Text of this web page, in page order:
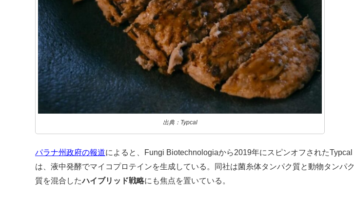
出典：Typcal
パラナ州政府の報道によると、Fungi Biotechnologiaから2019年にスピンオフされたTypcal
は、液中発酵でマイコプロテインを生成している。同社は菌糸体タンパク質と動物タンパク
質を混合したハイブリッド戦略にも焦点を置いている。